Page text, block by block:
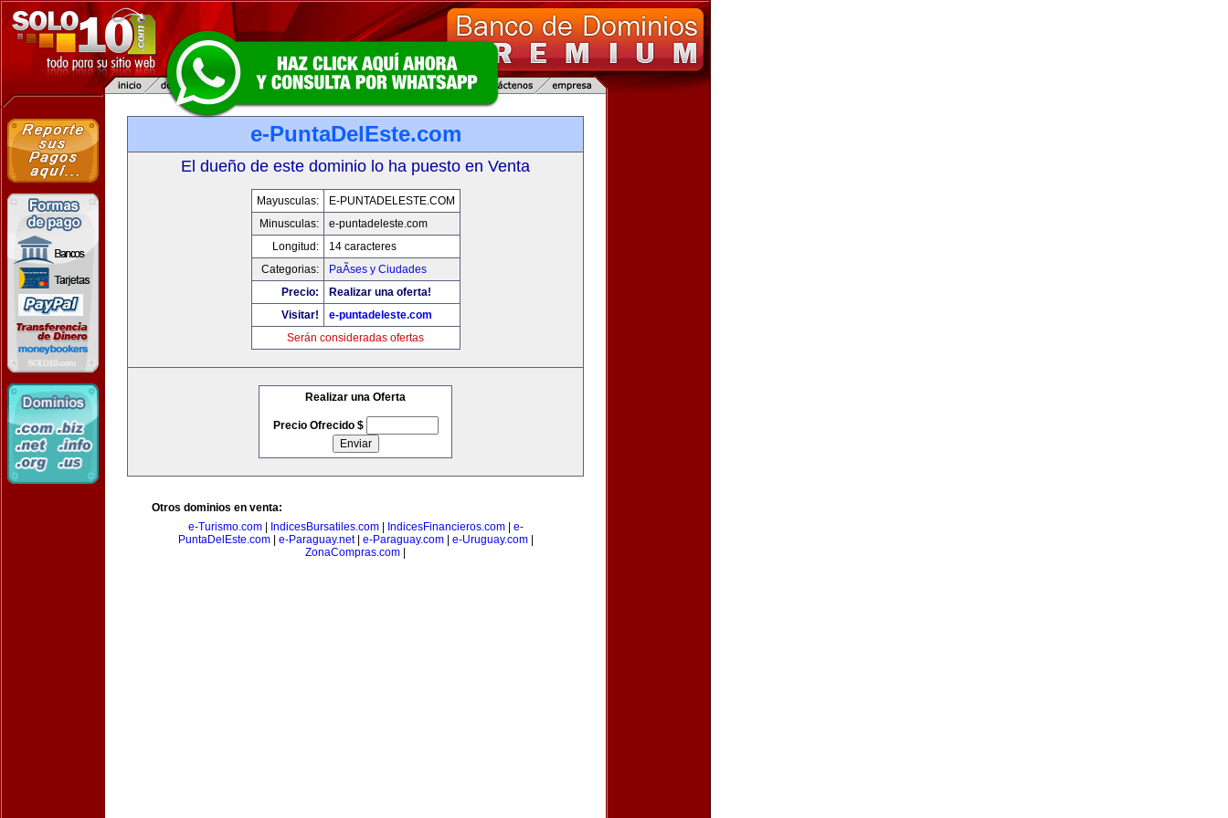
e-PuntaDelEste.com
El dueño de este dominio lo ha puesto en Venta
Mayusculas:
E-PUNTADELESTE.COM
Minusculas:
e-puntadeleste.com
Longitud:
14 caracteres
Categorias:
PaÃ­ses y Ciudades
Precio:
Realizar una oferta!
Visitar!
e-puntadeleste.com
Serán consideradas ofertas
Realizar una Oferta
Precio Ofrecido $
Otros dominios en venta:
e-Turismo.com| IndicesBursatiles.com| IndicesFinancieros.com| e-
PuntaDelEste.com| e-Paraguay.net| e-Paraguay.com| e-Uruguay.com|
ZonaCompras.com